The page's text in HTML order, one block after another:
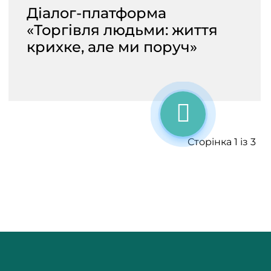
Діалог-платформа
«Торгівля людьми: життя
крихке, але ми поруч»
Сторінка 1 із 3